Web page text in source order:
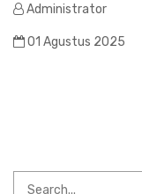
Administrator
01 Agustus 2025